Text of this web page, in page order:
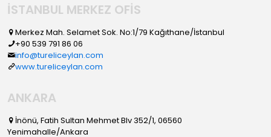
İSTANBUL MERKEZ OFİS
Merkez Mah. Selamet Sok. No:1/79 Kağıthane/İstanbul
+90 539 791 86 06
info@tureliceylan.com
www.tureliceylan.com
ANKARA
İnönü, Fatih Sultan Mehmet Blv 352/1, 06560
Yenimahalle/Ankara